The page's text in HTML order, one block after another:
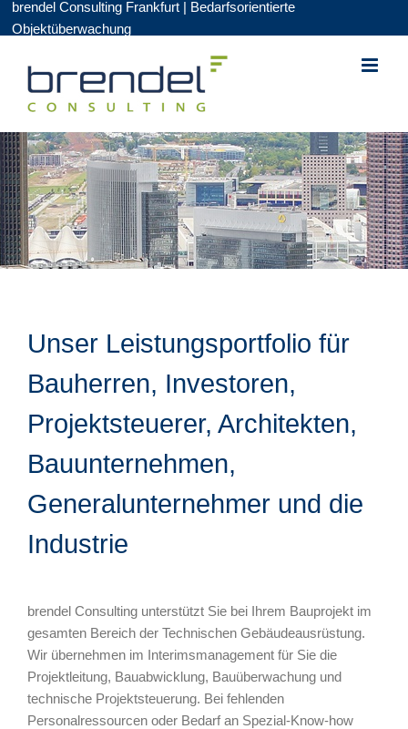
Zum
Inhalt
brendel Consulting Frankfurt | Bedarfsorientierte
Objektüberwachung
Unser Leistungsportfolio für
Bauherren, Investoren,
Projektsteuerer, Architekten,
Bauunternehmen,
Generalunternehmer und die
Industrie
brendel Consulting unterstützt Sie bei Ihrem Bauprojekt im
gesamten Bereich der Technischen Gebäudeausrüstung.
Wir übernehmen im Interimsmanagement für Sie die
Projektleitung, Bauabwicklung, Bauüberwachung und
technische Projektsteuerung. Bei fehlenden
Personalressourcen oder Bedarf an Spezial-Know-how